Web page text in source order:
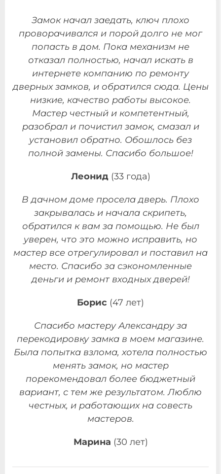
Замок начал заедать, ключ плохо
проворачивался и порой долго не мог
попасть в дом. Пока механизм не
отказал полностью, начал искать в
интернете компанию по ремонту
дверных замков, и обратился сюда. Цены
низкие, качество работы высокое.
Мастер честный и компетентный,
разобрал и почистил замок, смазал и
установил обратно. Обошлось без
полной замены. Спасибо большое!
Леонид (33 года)
В дачном доме просела дверь. Плохо
закрывалась и начала скрипеть,
обратился к вам за помощью. Не был
уверен, что это можно исправить, но
мастер все отрегулировал и поставил на
место. Спасибо за сэкономленные
деньги и ремонт входных дверей!
Борис (47 лет)
Спасибо мастеру Александру за
перекодировку замка в моем магазине.
Была попытка взлома, хотела полностью
менять замок, но мастер
порекомендовал более бюджетный
вариант, с тем же результатом. Люблю
честных, и работающих на совесть
мастеров.
Марина (30 лет)